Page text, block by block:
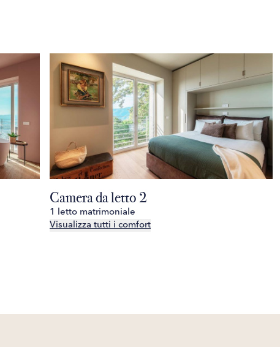
Camera da letto 2
1 letto matrimoniale
Visualizza tutti i comfort